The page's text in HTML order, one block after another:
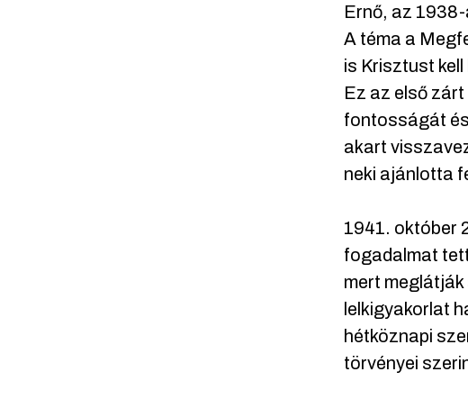
Ernő, az
A téma a
is Krisztust
Ez az első
fontosságát
akart
neki ajánlotta
1941. október
fogadalmat
mert
lelkigyakorlat
hétköznapi
törvényei